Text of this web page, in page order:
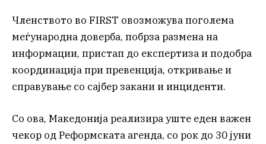
Членството во FIRST овозможува поголема
меѓународна доверба, побрза размена на
информации, пристап до експертиза и подобра
координација при превенција, откривање и
справување со сајбер закани и инциденти.
Со ова, Македонија реализира уште еден важен
чекор од Реформската агенда, со рок до 30 јуни